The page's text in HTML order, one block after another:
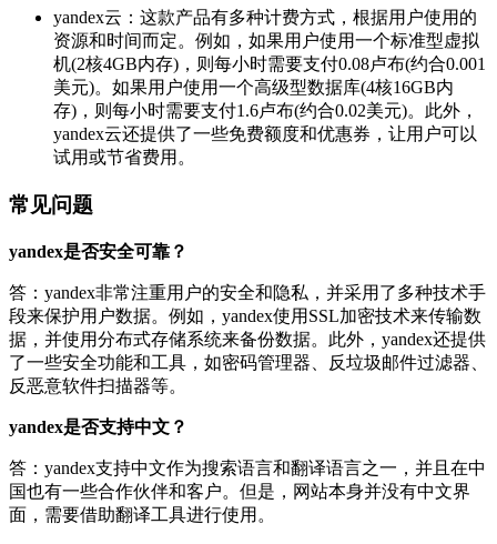
yandex云：这款产品有多种计费方式，根据用户使用的
资源和时间而定。例如，如果用户使用一个标准型虚拟
机(2核4GB内存)，则每小时需要支付0.08卢布(约合0.001
美元)。如果用户使用一个高级型数据库(4核16GB内
存)，则每小时需要支付1.6卢布(约合0.02美元)。此外，
yandex云还提供了一些免费额度和优惠券，让用户可以
试用或节省费用。
常见问题
yandex是否安全可靠？
答：yandex非常注重用户的安全和隐私，并采用了多种技术手
段来保护用户数据。例如，yandex使用SSL加密技术来传输数
据，并使用分布式存储系统来备份数据。此外，yandex还提供
了一些安全功能和工具，如密码管理器、反垃圾邮件过滤器、
反恶意软件扫描器等。
yandex是否支持中文？
答：yandex支持中文作为搜索语言和翻译语言之一，并且在中
国也有一些合作伙伴和客户。但是，网站本身并没有中文界
面，需要借助翻译工具进行使用。